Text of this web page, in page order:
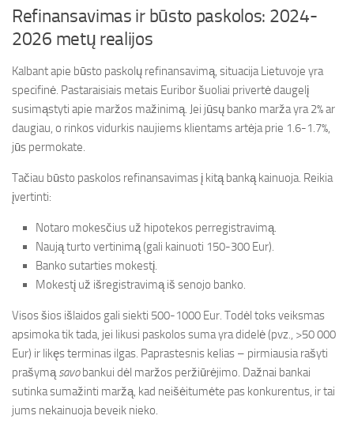
Refinansavimas ir būsto paskolos: 2024-
2026 metų realijos
Kalbant apie būsto paskolų refinansavimą, situacija Lietuvoje yra
specifinė. Pastaraisiais metais Euribor šuoliai privertė daugelį
susimąstyti apie maržos mažinimą. Jei jūsų banko marža yra 2% ar
daugiau, o rinkos vidurkis naujiems klientams artėja prie 1.6-1.7%,
jūs permokate.
Tačiau būsto paskolos refinansavimas į kitą banką kainuoja. Reikia
įvertinti:
Notaro mokesčius už hipotekos perregistravimą.
Naują turto vertinimą (gali kainuoti 150-300 Eur).
Banko sutarties mokestį.
Mokestį už išregistravimą iš senojo banko.
Visos šios išlaidos gali siekti 500-1000 Eur. Todėl toks veiksmas
apsimoka tik tada, jei likusi paskolos suma yra didelė (pvz., >50 000
Eur) ir likęs terminas ilgas. Paprastesnis kelias – pirmiausia rašyti
prašymąsavobankui dėl maržos peržiūrėjimo. Dažnai bankai
sutinka sumažinti maržą, kad neišėitumėte pas konkurentus, ir tai
jums nekainuoja beveik nieko.